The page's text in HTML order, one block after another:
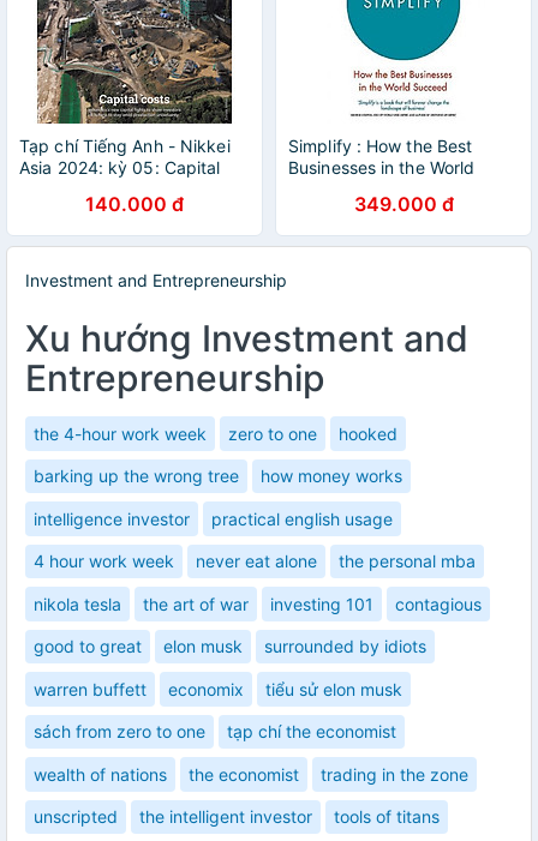
Tạp chí Tiếng Anh - Nikkei
Asia 2024: kỳ 05: Capital
140.000 đ
Simplify : How the Best
Businesses in the World
349.000 đ
Investment and Entrepreneurship
Xu hướng Investment and
Entrepreneurship
the 4-hour work week zero to one hooked
barking up the wrong tree how money works
intelligence investor practical english usage
4 hour work week never eat alone the personal mba
nikola tesla the art of war investing 101 contagious
good to great elon musk surrounded by idiots
warren buffett economix tiểu sử elon musk
sách from zero to one tạp chí the economist
wealth of nations the economist trading in the zone
unscripted the intelligent investor tools of titans